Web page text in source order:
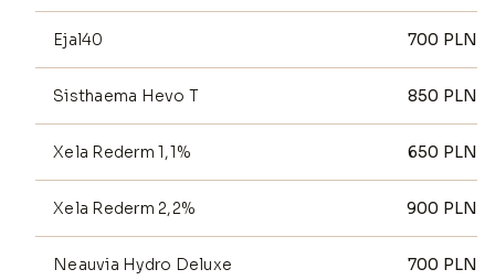
Ejal40 700 PLN
Sisthaema Hevo T 850 PLN
Xela Rederm 1,1% 650 PLN
Xela Rederm 2,2% 900 PLN
Neauvia Hydro Deluxe 700 PLN